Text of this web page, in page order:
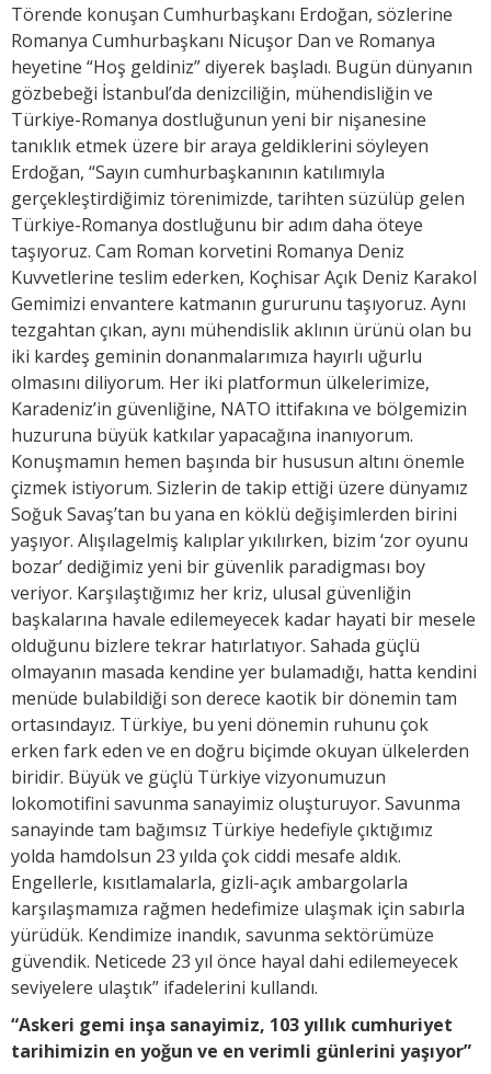
Törende konuşan Cumhurbaşkanı Erdoğan, sözlerine
Romanya Cumhurbaşkanı Nicuşor Dan ve Romanya
heyetine “Hoş geldiniz” diyerek başladı. Bugün dünyanın
gözbebeği İstanbul’da denizciliğin, mühendisliğin ve
Türkiye-Romanya dostluğunun yeni bir nişanesine
tanıklık etmek üzere bir araya geldiklerini söyleyen
Erdoğan, “Sayın cumhurbaşkanının katılımıyla
gerçekleştirdiğimiz törenimizde, tarihten süzülüp gelen
Türkiye-Romanya dostluğunu bir adım daha öteye
taşıyoruz. Cam Roman korvetini Romanya Deniz
Kuvvetlerine teslim ederken, Koçhisar Açık Deniz Karakol
Gemimizi envantere katmanın gururunu taşıyoruz. Aynı
tezgahtan çıkan, aynı mühendislik aklının ürünü olan bu
iki kardeş geminin donanmalarımıza hayırlı uğurlu
olmasını diliyorum. Her iki platformun ülkelerimize,
Karadeniz’in güvenliğine, NATO ittifakına ve bölgemizin
huzuruna büyük katkılar yapacağına inanıyorum.
Konuşmamın hemen başında bir hususun altını önemle
çizmek istiyorum. Sizlerin de takip ettiği üzere dünyamız
Soğuk Savaş’tan bu yana en köklü değişimlerden birini
yaşıyor. Alışılagelmiş kalıplar yıkılırken, bizim ‘zor oyunu
bozar’ dediğimiz yeni bir güvenlik paradigması boy
veriyor. Karşılaştığımız her kriz, ulusal güvenliğin
başkalarına havale edilemeyecek kadar hayati bir mesele
olduğunu bizlere tekrar hatırlatıyor. Sahada güçlü
olmayanın masada kendine yer bulamadığı, hatta kendini
menüde bulabildiği son derece kaotik bir dönemin tam
ortasındayız. Türkiye, bu yeni dönemin ruhunu çok
erken fark eden ve en doğru biçimde okuyan ülkelerden
biridir. Büyük ve güçlü Türkiye vizyonumuzun
lokomotifini savunma sanayimiz oluşturuyor. Savunma
sanayinde tam bağımsız Türkiye hedefiyle çıktığımız
yolda hamdolsun 23 yılda çok ciddi mesafe aldık.
Engellerle, kısıtlamalarla, gizli-açık ambargolarla
karşılaşmamıza rağmen hedefimize ulaşmak için sabırla
yürüdük. Kendimize inandık, savunma sektörümüze
güvendik. Neticede 23 yıl önce hayal dahi edilemeyecek
seviyelere ulaştık” ifadelerini kullandı.
“Askeri gemi inşa sanayimiz, 103 yıllık cumhuriyet
tarihimizin en yoğun ve en verimli günlerini yaşıyor”